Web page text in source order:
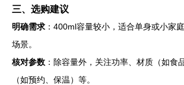
三、选购建议
明确需求 ：400ml容量较小，适合单身或小家
场景。
核对参数 ：除容量外，关注功率、材质（如食
（如预约、保温）等。